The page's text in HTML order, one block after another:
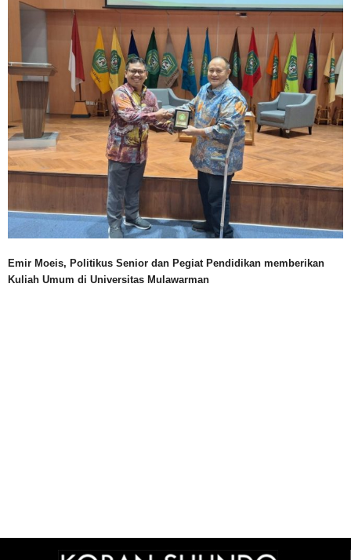
Emir Moeis, Politikus Senior dan Pegiat Pendidikan memberikan
Kuliah Umum di Universitas Mulawarman